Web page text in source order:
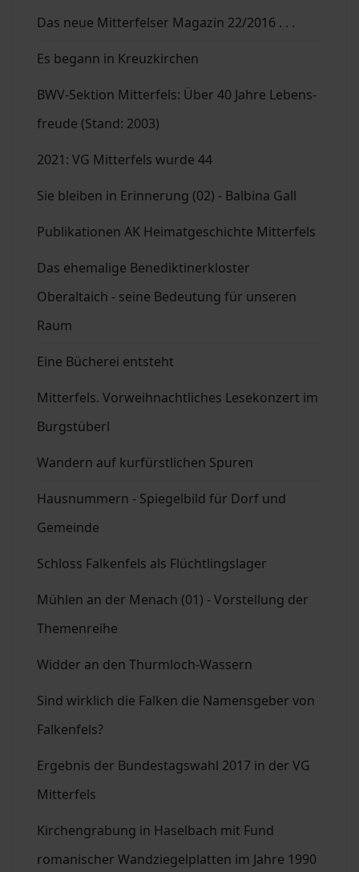
Das neue Mitterfelser Magazin 22/2016 . . .
Es begann in Kreuzkirchen
BWV-Sektion Mitterfels: Über 40 Jahre Lebens-
freude (Stand: 2003)
2021: VG Mitterfels wurde 44
Sie bleiben in Erinnerung (02) - Balbina Gall
Publikationen AK Heimatgeschichte Mitterfels
Das ehemalige Benediktinerkloster
Oberaltaich - seine Bedeutung für unseren
Raum
Eine Bücherei entsteht
Mitterfels. Vorweihnachtliches Lesekonzert im
Burgstüberl
Wandern auf kurfürstlichen Spuren
Hausnummern - Spiegelbild für Dorf und
Gemeinde
Schloss Falkenfels als Flüchtlingslager
Mühlen an der Menach (01) - Vorstellung der
Themenreihe
Widder an den Thurmloch-Wassern
Sind wirklich die Falken die Namensgeber von
Falkenfels?
Ergebnis der Bundestagswahl 2017 in der VG
Mitterfels
Kirchengrabung in Haselbach mit Fund
romanischer Wandziegelplatten im Jahre 1990